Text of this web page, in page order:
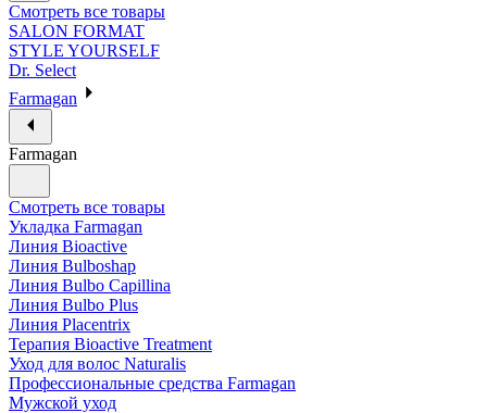
Смотреть все товары
SALON FORMAT
STYLE YOURSELF
Dr. Select
Farmagan
Farmagan
Смотреть все товары
Укладка Farmagan
Линия Bioactive
Линия Bulboshap
Линия Bulbo Capillina
Линия Bulbo Plus
Линия Placentrix
Терапия Bioactive Treatment
Уход для волос Naturalis
Профессиональные средства Farmagan
Мужской уход